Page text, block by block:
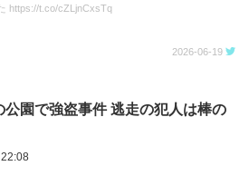
https://t.co/cZLjnCxsTq
2026-06-19
園で強盗事件 逃走の犯人は棒の